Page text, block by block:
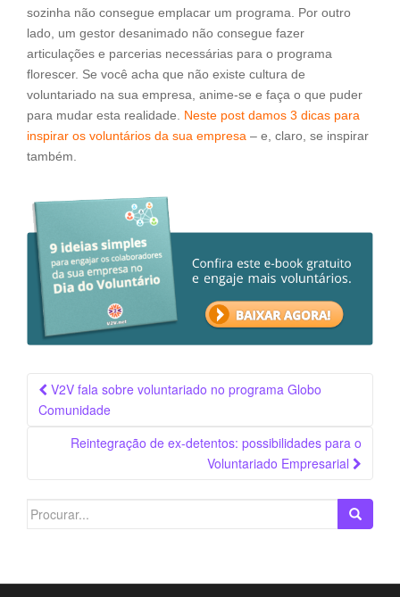
sozinha não consegue emplacar um programa. Por outro
lado, um gestor desanimado não consegue fazer
articulações e parcerias necessárias para o programa
florescer. Se você acha que não existe cultura de
voluntariado na sua empresa, anime-se e faça o que puder
para mudar esta realidade. Neste post damos 3 dicas para
inspirar os voluntários da sua empresa – e, claro, se inspirar
também.
Navegação
da
Postagem
V2V fala sobre voluntariado no programa Globo
Comunidade
Reintegração de ex-detentos: possibilidades para o
Voluntariado Empresarial
Search